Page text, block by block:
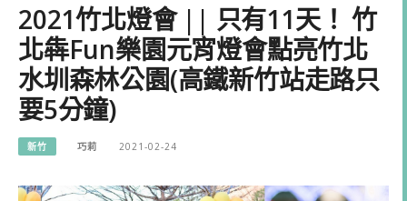
2021竹北燈會 || 只有11天！ 竹
北犇Fun樂園元宵燈會點亮竹北
水圳森林公園(高鐵新竹站走路只
要5分鐘)
新竹 巧莉 2021-02-24